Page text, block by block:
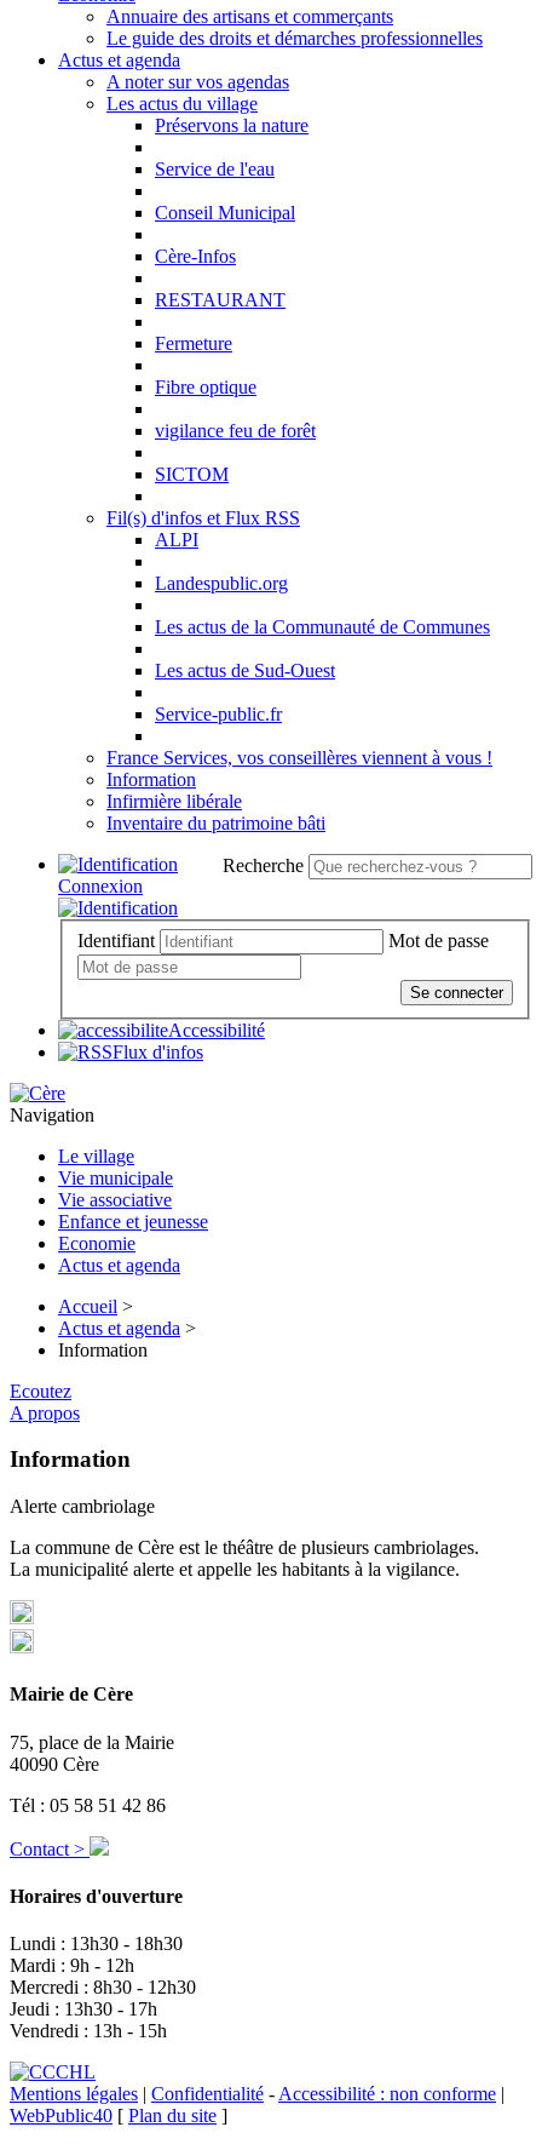
Annuaire des artisans et commerçants
Le guide des droits et démarches professionnelles
Actus et agenda
A noter sur vos agendas
Les actus du village
Préservons la nature
Service de l'eau
Conseil Municipal
Cère-Infos
RESTAURANT
Fermeture
Fibre optique
vigilance feu de forêt
SICTOM
Fil(s) d'infos et Flux RSS
ALPI
Landespublic.org
Les actus de la Communauté de Communes
Les actus de Sud-Ouest
Service-public.fr
France Services, vos conseillères viennent à vous !
Information
Infirmière libérale
Inventaire du patrimoine bâti
Recherche
Connexion
Identifiant Mot de passe
Se connecter
Accessibilité
Flux d'infos
Navigation
Le village
Vie municipale
Vie associative
Enfance et jeunesse
Economie
Actus et agenda
Accueil >
Actus et agenda >
Information
Ecoutez
A propos
Information
Alerte cambriolage
La commune de Cère est le théâtre de plusieurs cambriolages.
La municipalité alerte et appelle les habitants à la vigilance.
Mairie de Cère
75, place de la Mairie
40090 Cère
Tél : 05 58 51 42 86
Contact >
Horaires d'ouverture
Lundi : 13h30 - 18h30
Mardi : 9h - 12h
Mercredi : 8h30 - 12h30
Jeudi : 13h30 - 17h
Vendredi : 13h - 15h
Mentions légales | Confidentialité - Accessibilité : non conforme |
WebPublic40 [ Plan du site ]